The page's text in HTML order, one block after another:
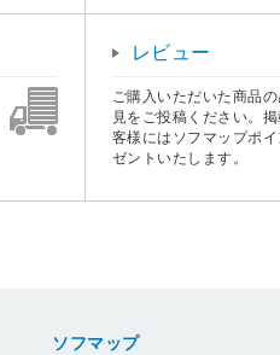
レビュー
ご購入いただいた商品
見をご投稿ください。
客様にはソフマップポ
ゼントいたします。
ソフマップ